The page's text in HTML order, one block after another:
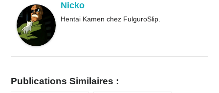
Nicko
Hentai Kamen chez FulguroSlip.
Publications Similaires :